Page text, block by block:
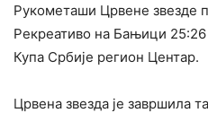
Рукометаши Црвене звезде
Рекреативо на Бањици
Купа Србије регион Центар.
Црвена звезда је завршила